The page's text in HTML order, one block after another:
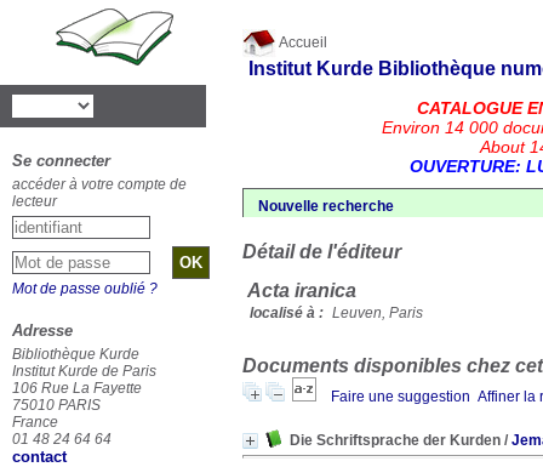
Accueil
Institut Kurde Bibliothèque
CATALOGUE
Environ 14 000
About
OUVERTURE:
Nouvelle recherche
Détail de l'éditeur
Acta iranica
localisé à : Leuven, Paris
Documents disponibles chez
Faire une suggestion Affiner la
Die Schriftsprache der Kurden /
Se connecter
accéder à votre compte de
lecteur
Mot de passe oublié ?
Adresse
Bibliothèque Kurde
Institut Kurde de Paris
106 Rue La Fayette
75010 PARIS
France
01 48 24 64 64
contact